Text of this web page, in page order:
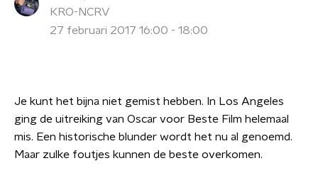
KRO-NCRV
27 februari 2017 16:00 - 18:00
Je kunt het bijna niet gemist hebben. In Los Angeles
ging de uitreiking van Oscar voor Beste Film helemaal
mis. Een historische blunder wordt het nu al genoemd.
Maar zulke foutjes kunnen de beste overkomen.